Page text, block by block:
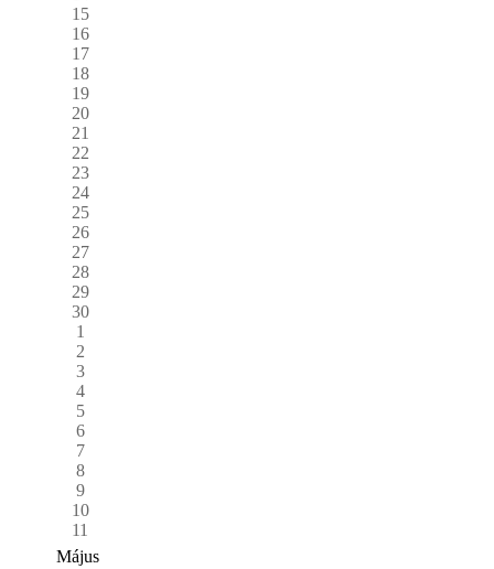
15
16
17
18
19
20
21
22
23
24
25
26
27
28
29
30
1
2
3
4
5
6
7
8
9
10
11
Május